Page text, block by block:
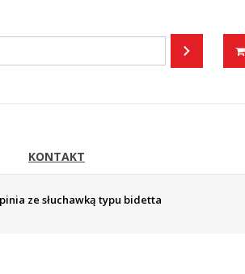
KONTAKT
ze słuchawką typu bidetta